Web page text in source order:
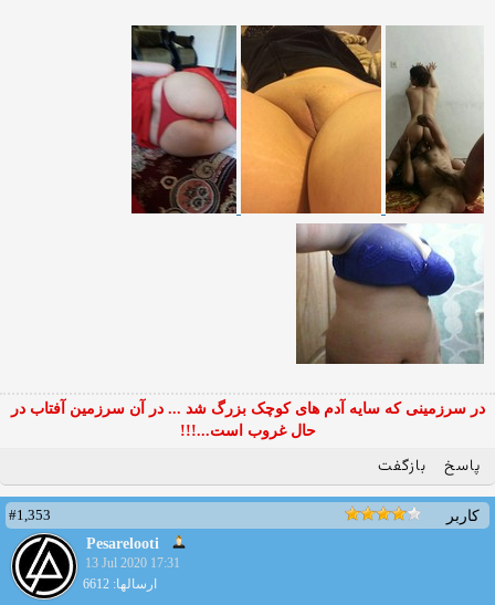
در سرزمینی که سایه آدم های کوچک بزرگ شد ... در آن سرزمین آفتاب در
حال غروب است...!!!
پاسخ بازگفت
کاربر
#1,353
Pesarelooti
13 Jul 2020 17:31
ارسالها: 6612